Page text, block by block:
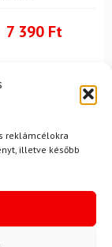
reklámcélokra
illetve később
7 390 Ft